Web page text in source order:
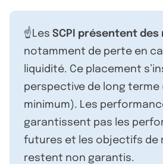
☝️Les SCPI présentent des
notamment de perte en
liquidité. Ce placement
perspective de long terme
minimum). Les
garantissent pas les
futures et les objectifs de
restent non garantis.